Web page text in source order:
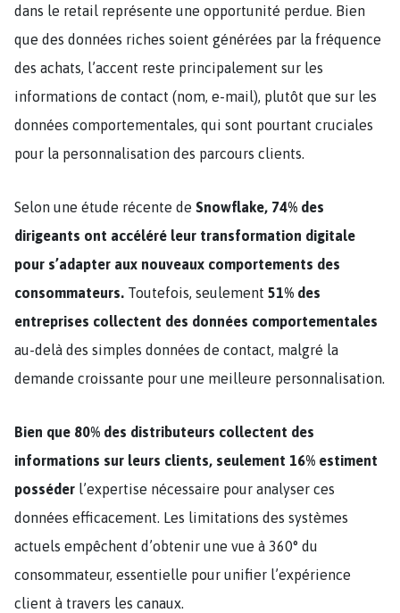
dans le retail représente une opportunité perdue. Bien
que des données riches soient générées par la fréquence
des achats, l’accent reste principalement sur les
informations de contact (nom, e-mail), plutôt que sur les
données comportementales, qui sont pourtant cruciales
pour la personnalisation des parcours clients.
Selon une étude récente de Snowflake, 74% des
dirigeants ont accéléré leur transformation digitale
pour s’adapter aux nouveaux comportements des
consommateurs. Toutefois, seulement 51% des
entreprises collectent des données comportementales
au-delà des simples données de contact, malgré la
demande croissante pour une meilleure personnalisation​.
Bien que 80% des distributeurs collectent des
informations sur leurs clients, seulement 16% estiment
posséder l’expertise nécessaire pour analyser ces
données efficacement. Les limitations des systèmes
actuels empêchent d’obtenir une vue à 360° du
consommateur, essentielle pour unifier l’expérience
client à travers les canaux.